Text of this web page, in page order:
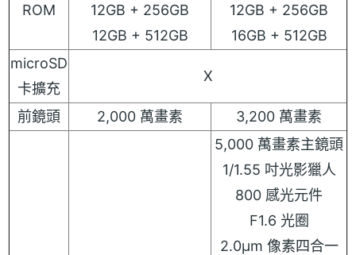
ROM
12GB + 256GB
12GB + 512GB
12GB + 256GB
16GB + 512GB
microSD
卡擴充
X
前鏡頭 2,000 萬畫素 3,200 萬畫素
5,000 萬畫素主鏡頭
1/1.55 吋光影獵人
800 感光元件
F1.6 光圈
2.0μm 像素四合一